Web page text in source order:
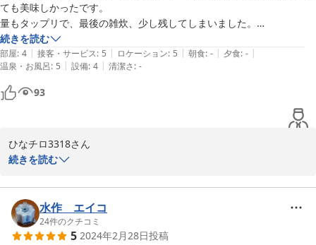
2025-03-03
当館のあんこうは、
買い付け・捌き・味付けから全部やっており
こだわりのあんこう鍋となっております♪
あん肝ソテーのソースは、
女の方は好きなはず！
またお待ちしております♪
◇国営ひたち海浜公園　　車５分
◇酒列磯前神社　　　　徒歩１分
----------------------------
ても美味しかったです。
量もタップリで、最後の雑炊、少し残してしまいました。
接客も丁寧で、気持ち良かったです。
海まで、歩いて行けるし、最高の宿でした。
続きを読む
部屋: 4 | 接客・サービス: 5 | ロケーション: 5 | 朝食: - | 夕食: - |
温泉・お風呂: 5 | 設備: 4 | 清潔さ: -
93
ひなチロ3318さん
ご宿泊ありがとうございました。
早割プランであん唐・あん肝ソテーと
あんこうづくしでとてもお得ですよね〜♪
続きを読む
水作 エイコ
24件のクチコミ
5 2024年2月28日投稿